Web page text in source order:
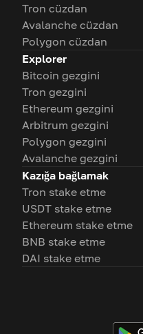
Tron cüzdan
Avalanche cüzdan
Polygon cüzdan
Explorer
Bitcoin gezgini
Tron gezgini
Ethereum gezgini
Arbitrum gezgini
Polygon gezgini
Avalanche gezgini
Kazığa bağlamak
Tron stake etme
USDT stake etme
Ethereum stake etme
BNB stake etme
DAI stake etme